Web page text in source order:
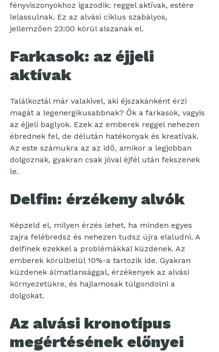
fényviszonyokhoz igazodik: reggel aktívak, estére
lelassulnak. Ez az alvási ciklus szabályos,
jellemzően 23:00 körül alszanak el.
Farkasok: az éjjeli
aktívak
Találkoztál már valakivel, aki éjszakánként érzi
magát a legenergikusabbnak? Ők a farkasok, vagyis
az éjjeli baglyok. Ezek az emberek reggel nehezen
ébrednek fel, de délután hatékonyak és kreatívak.
Az este számukra az az idő, amikor a legjobban
dolgoznak, gyakran csak jóval éjfél után fekszenek
le.
Delfin: érzékeny alvók
Képzeld el, milyen érzés lehet, ha minden egyes
zajra felébredsz és nehezen tudsz újra elaludni. A
delfinek ezekkel a problémákkal küzdenek. Az
emberek körülbelül 10%-a tartozik ide. Gyakran
küzdenek álmatlansággal, érzékenyek az alvási
környezetükre, és hajlamosak túlgondolni a
dolgokat.
Az alvási kronotípus
megértésének előnyei